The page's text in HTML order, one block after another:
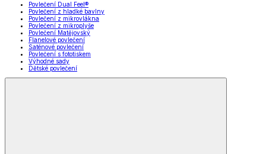
Povlečení Dual Feel®
Povlečení z hladké bavlny
Povlečení z mikrovlákna
Povlečení z mikroplyše
Povlečení Matějovský
Flanelové povlečení
Saténové povlečení
Povlečení s fototiskem
Výhodné sady
Dětské povlečení